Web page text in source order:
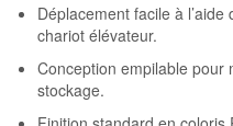
Déplacement facile à l’aide
chariot élévateur.
Conception empilable pour
stockage.